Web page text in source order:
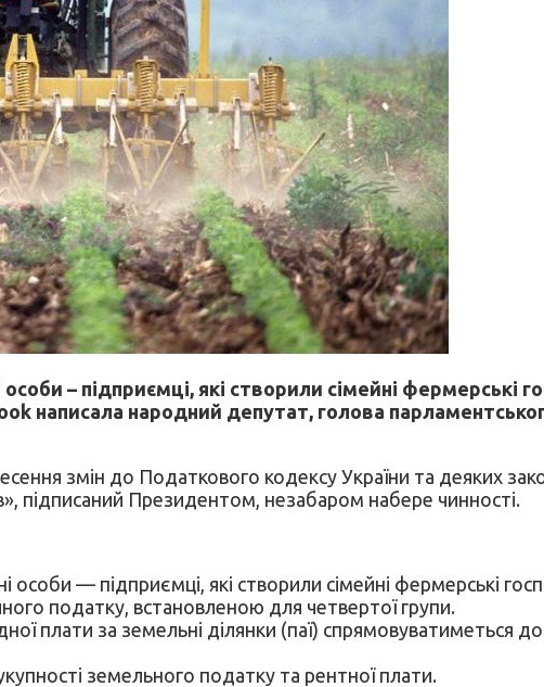
особи – підприємці, які створили сімейні
написала народний депутат, голова
змін до Податкового кодексу України та деяких
підписаний Президентом, незабаром набере чинності.
особи — підприємці, які створили сімейні фермерські
податку, встановленою для четвертої групи.
плати за земельні ділянки (паї) спрямовуватиметься
земельного податку та рентної плати.